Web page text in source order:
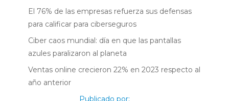
El 76% de las empresas refuerza sus defensas
para calificar para ciberseguros
Ciber caos mundial: día en que las pantallas
azules paralizaron al planeta
Ventas online crecieron 22% en 2023 respecto al
año anterior
Publicado por: